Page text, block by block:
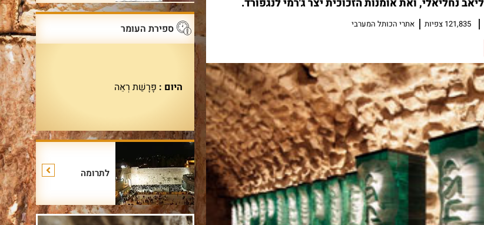
נחליאלי, ואת אומנות הזכוכית יצר ג'רמי לנגפורד.
121,835 צפיות אתרי הכותל המערבי ספירת העומר
היום : פָּרָשַׁת רְאֵה
לתרומה